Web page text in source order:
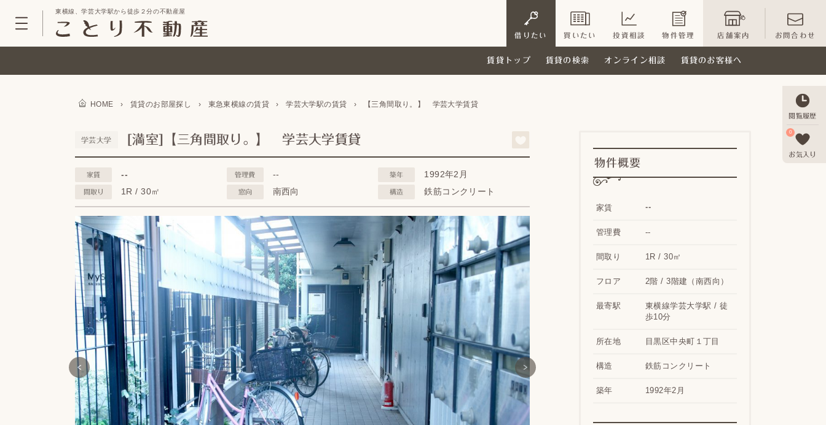
東横線、学芸大学駅から徒歩２分の不動産屋
借りたい 買いたい 投資相談 物件管理 店舗案内 お問合わせ
賃貸トップ 賃貸の検索 オンライン相談 賃貸のお客様へ
閲覧履歴
0
お気入り
HOME › 賃貸のお部屋探し › 東急東横線の賃貸 › 学芸大学駅の賃貸 › 【三角間取り。】 学芸大学賃貸
学芸大学 [満室]【三角間取り。】 学芸大学賃貸
家賃 -- 管理費 -- 築年 1992年2月
間取り 1R / 30㎡ 窓向 南西向 構造 鉄筋コンクリート
物件概要
家賃 --
管理費 --
間取り 1R / 30㎡
フロア 2階 / 3階建（南西向）
最寄駅
東横線学芸大学駅 / 徒
歩10分
所在地 目黒区中央町１丁目
構造 鉄筋コンクリート
築年 1992年2月